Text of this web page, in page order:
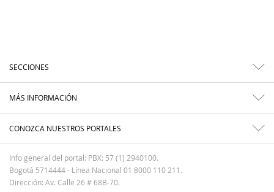
SECCIONES
MÁS INFORMACIÓN
CONOZCA NUESTROS PORTALES
Info general del portal: PBX: 57 (1) 2940100.
Bogotá 5714444 - Línea Nacional 01 8000 110 211.
Dirección: Av. Calle 26 # 68B-70.